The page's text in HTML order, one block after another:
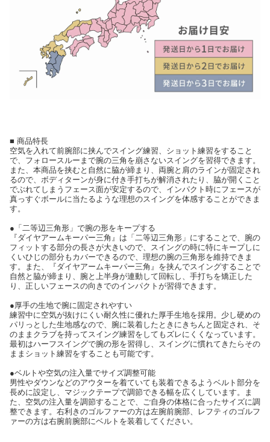
■ 商品特長
空気を入れて前腕部に挟んでスイング練習、ショット練習をすること
で、フォロースルーまで腕の三角を崩さないスイングを習得できます。
また、本商品を挟むと自然に脇が締まり、両腕と肩のラインが固定され
るので、ボディターンが身に付き手打ちが解消されたり、脇が開くこと
でぶれてしまうフェース面が安定するので、インパクト時にフェースが
真っすぐボールに当たるような理想のスイングを体感することができま
す。
●「二等辺三角形」で腕の形をキープする
『ダイヤアームキーパー三角』は「二等辺三角形」にすることで、腕の
フィットする部分の長さが大きいので、スイングの時に特にキープしに
くいひじの部分もカバーできるので、理想の腕の三角形を維持できま
す。また、『ダイヤアームキーパー三角』を挟んでスイングすることで
自然と脇が締まり、腕と上半身が連動して回転し、手打ちを矯正した
り、正しいフェースの向きでのインパクトが習得できます。
●厚手の生地で腕に固定されやすい
練習中に空気が抜けにくい耐久性に優れた厚手生地を採用。少し硬めの
パリっとした生地感なので、腕に装着したときにきちんと固定され、そ
のままクラブを持ってスイング練習をしてもズレにくくなっています。
最初はハーフスイングで腕の形を習得し、スイングに慣れてきたらその
ままショット練習をすることも可能です。
●ベルトや空気の注入量でサイズ調整可能
男性やダウンなどのアウターを着ていても装着できるようベルト部分を
長めに設定し、マジックテープで調節できる幅を広くしています。ま
た、空気の注入量を調節することで、ご自身の体格に合ったサイズに調
整できます。右利きのゴルファーの方は左腕前腕部、レフティのゴルフ
ァーの方は右腕前腕部にベルトを装着してください。